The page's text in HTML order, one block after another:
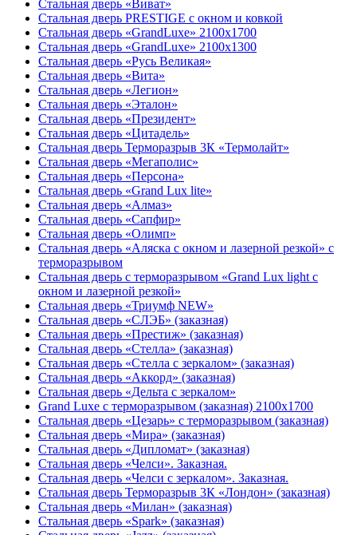
Стальная дверь «Виват»
Стальная дверь PRESTIGE с окном и ковкой
Стальная дверь «GrandLuxe» 2100х1700
Стальная дверь «GrandLuxe» 2100х1300
Стальная дверь «Русь Великая»
Стальная дверь «Вита»
Стальная дверь «Легион»
Стальная дверь «Эталон»
Стальная дверь «Президент»
Стальная дверь «Цитадель»
Стальная дверь Терморазрыв 3К «Термолайт»
Стальная дверь «Мегаполис»
Стальная дверь «Персона»
Стальная дверь «Grand Lux lite»
Стальная дверь «Алмаз»
Стальная дверь «Сапфир»
Стальная дверь «Олимп»
Стальная дверь «Аляска с окном и лазерной резкой» с
терморазрывом
Стальная дверь с терморазрывом «Grand Lux light с
окном и лазерной резкой»
Стальная дверь «Триумф NEW»
Стальная дверь «СЛЭБ» (заказная)
Стальная дверь «Престиж» (заказная)
Стальная дверь «Стелла» (заказная)
Стальная дверь «Стелла с зеркалом» (заказная)
Стальная дверь «Аккорд» (заказная)
Стальная дверь «Дельта с зеркалом»
Grand Luxe с терморазрывом (заказная) 2100х1700
Стальная дверь «Цезарь» с терморазрывом (заказная)
Стальная дверь «Мира» (заказная)
Стальная дверь «Дипломат» (заказная)
Стальная дверь «Челси». Заказная.
Стальная дверь «Челси с зеркалом». Заказная.
Стальная дверь Терморазрыв 3К «Лондон» (заказная)
Стальная дверь «Милан» (заказная)
Стальная дверь «Spark» (заказная)